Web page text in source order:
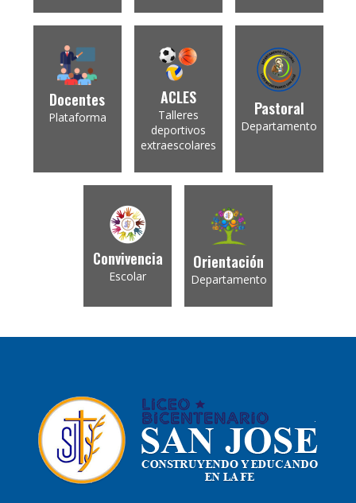
Docentes
Plataforma
ACLES
Talleres
deportivos
extraescolares
Pastoral
Departamento
Convivencia
Escolar
Orientación
Departamento